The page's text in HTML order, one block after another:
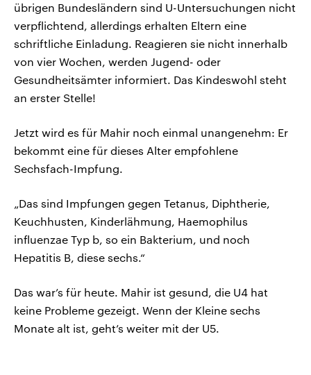
übrigen Bundesländern sind U-Untersuchungen nicht
verpflichtend, allerdings erhalten Eltern eine
schriftliche Einladung. Reagieren sie nicht innerhalb
von vier Wochen, werden Jugend- oder
Gesundheitsämter informiert. Das Kindeswohl steht
an erster Stelle!
Jetzt wird es für Mahir noch einmal unangenehm: Er
bekommt eine für dieses Alter empfohlene
Sechsfach-Impfung.
„Das sind Impfungen gegen Tetanus, Diphtherie,
Keuchhusten, Kinderlähmung, Haemophilus
influenzae Typ b, so ein Bakterium, und noch
Hepatitis B, diese sechs.“
Das war’s für heute. Mahir ist gesund, die U4 hat
keine Probleme gezeigt. Wenn der Kleine sechs
Monate alt ist, geht’s weiter mit der U5.